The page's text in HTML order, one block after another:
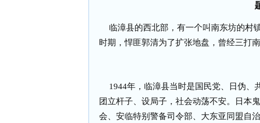
临漳县的西北部，有一个叫南东坊的村
时期，悍匪郭清为了扩张地盘，曾经三打
1944年，临漳县当时是国民党、日伪、
团立杆子、设局子，社会动荡不安。日本
会、安临特别警备司令部、大东亚同盟自